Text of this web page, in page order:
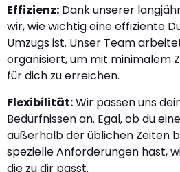
Effizienz: Dank unserer
wir, wie wichtig eine effiziente
Umzugs ist. Unser Team
organisiert, um mit minimalem
für dich zu erreichen.
Flexibilität:Wir passen uns
Bedürfnissen an. Egal, ob du
außerhalb der üblichen Zeiten
spezielle Anforderungen hast,
die zu dir passt.